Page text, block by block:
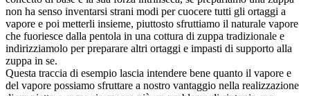
non ha senso inventarsi strani modi per cuocere tutti gli ortaggi a
vapore e poi metterli insieme, piuttosto sfruttiamo il naturale vapore
che fuoriesce dalla pentola in una cottura di zuppa tradizionale e
indirizziamolo per preparare altri ortaggi e impasti di supporto alla
zuppa in se.
Questa traccia di esempio lascia intendere bene quanto il vapore e
del vapore possiamo sfruttare a nostro vantaggio nella realizzazione